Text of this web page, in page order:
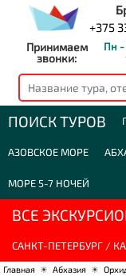
+375
Принимаем
звонки:
Пн -
ПОИСК ТУРОВ
АЗОВСКОЕ МОРЕ
МОРЕ 5-7 НОЧЕЙ
ВСЕ
САНКТ-ПЕТЕРБУРГ /
Главная ☀ Абхазия ☀